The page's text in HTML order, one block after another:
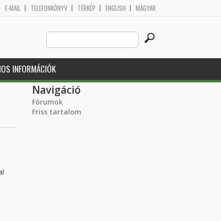
E-MAIL TELEFONKÖNYV TÉRKÉP ENGLISH MAGYAR
Search
this
site
INFORMÁCIÓK
Navigáció
Fórumok
Friss tartalom